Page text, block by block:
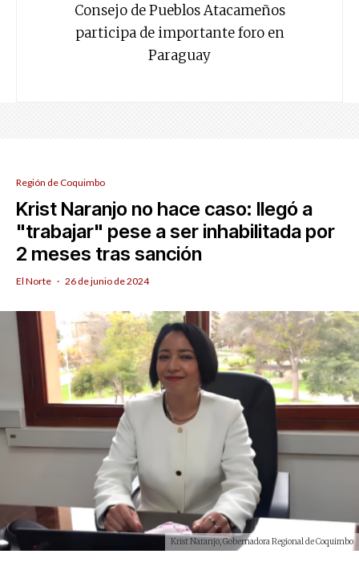
Consejo de Pueblos Atacameños
participa de importante foro en
Paraguay
Región de Coquimbo
Krist Naranjo no hace caso: llegó a
"trabajar" pese a ser inhabilitada por
2 meses tras sanción
El Norte · 26 de junio de 2024
Krist Naranjo, Gobernadora Regional de Coquimbo